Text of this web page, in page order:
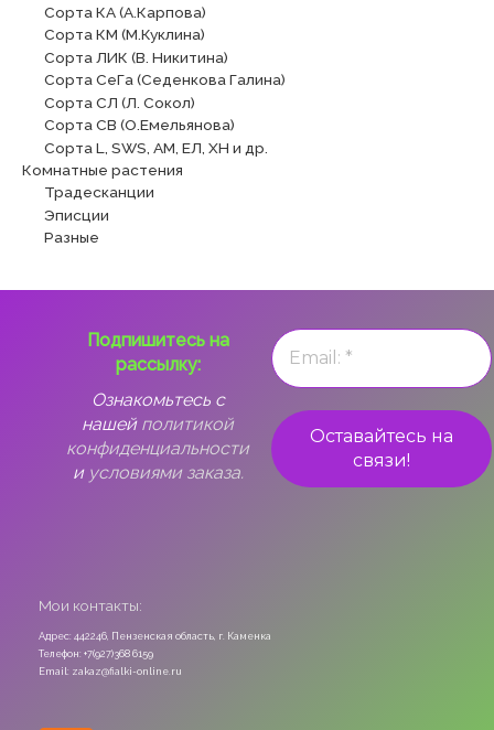
Сорта КА (А.Карпова)
Сорта КМ (М.Куклина)
Сорта ЛИК (В. Никитина)
Сорта СеГа (Седенкова Галина)
Сорта СЛ (Л. Сокол)
Сорта СВ (О.Емельянова)
Сорта L, SWS, АМ, ЕЛ, ХН и др.
Комнатные растения
Традесканции
Эписции
Разные
Подпишитесь на
рассылку:
Ознакомьтесь с
нашей политикой
конфиденциальности
и условиями заказа.
Мои контакты:
Адрес: 442246, Пензенская область, г. Каменка
Телефон: +7(927)368 6159
Email: zakaz@fialki-online.ru